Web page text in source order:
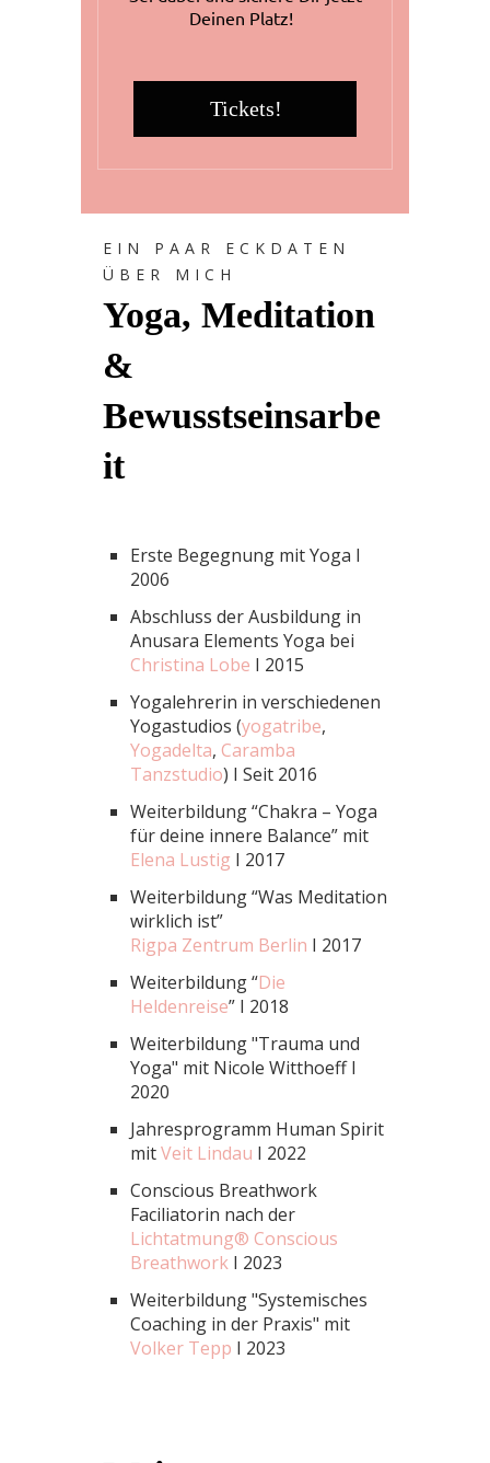
Deinen Platz!
Tickets!
EIN PAAR ECKDATEN
ÜBER MICH
Erste Begegnung mit Yoga I
2006
Abschluss der Ausbildung in
Anusara Elements Yoga bei
Christina Lobe I 2015
Yogalehrerin in verschiedenen
Yogastudios (yogatribe,
Yogadelta, Caramba
Tanzstudio) I Seit 2016
Weiterbildung “Chakra – Yoga
für deine innere Balance” mit
Elena Lustig I 2017
Weiterbildung “Was Meditation
wirklich ist”
Rigpa Zentrum Berlin I 2017
Weiterbildung “Die
Heldenreise” I 2018
Weiterbildung "Trauma und
Yoga" mit Nicole Witthoeff I
2020
Jahresprogramm Human Spirit
mitVeit Lindau I 2022
Conscious Breathwork
Faciliatorin nach der
Lichtatmung® Conscious
Breathwork I 2023
Weiterbildung "Systemisches
Coaching in der Praxis" mit
Volker Tepp I 2023
Yoga, Meditation
&
Bewusstseinsarbe
it